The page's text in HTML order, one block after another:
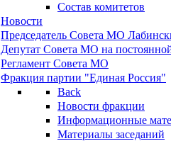
Состав комитетов
Новости
Председатель Совета МО
Депутат Совета МО на
Регламент Совета МО
Фракция партии "Единая Россия"
Back
Новости фракции
Информационные
Материалы заседаний